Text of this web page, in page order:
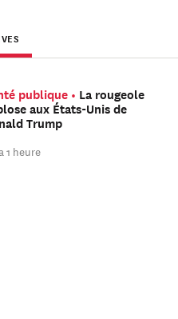
publique
La rougeole
aux États-Unis de
Trump
1 heure